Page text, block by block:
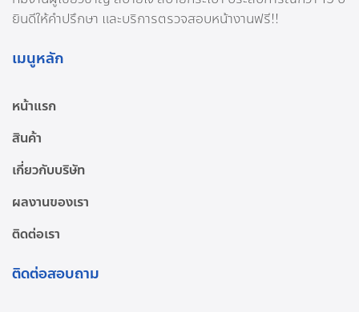
ยินดีให้คำปรึกษา และบริการตรวจสอบหน้างานฟรี!!
เมนูหลัก
หน้าแรก
สินค้า
เกี่ยวกับบริษัท
ผลงานของเรา
ติดต่อเรา
ติดต่อสอบถาม